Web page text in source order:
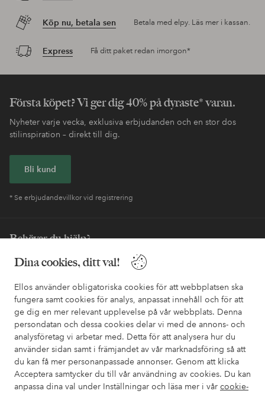
Dina cookies, ditt val!
Ellos använder obligatoriska cookies för att webbplatsen ska
fungera samt cookies för analys, anpassat innehåll och för att
ge dig en mer relevant upplevelse på vår webbplats. Denna
persondatan och dessa cookies delar vi med de annons- och
analysföretag vi arbetar med. Detta för att analysera hur du
använder sidan samt i främjandet av vår marknadsföring så att
du kan få mer personanpassade annonser. Genom att klicka
Acceptera samtycker du till vår användning av cookies. Du kan
anpassa dina val under Inställningar och läsa mer i vår cookie-
Köp nu, betala sen Betala med elpy. Läs mer i kassan.
Express Få ditt paket redan imorgon*
Första köpet? Vi ger dig 40% på dyraste* varan.
Nyheter varje vecka, exklusiva erbjudanden och en stor dos
stilinspiration – direkt till dig.
Bli kund
* Se erbjudandevillkor vid registrering
Behöver du hjälp?
I vår FAQ hittar du svaren på de vanligaste frågorna. Här finns
också information om hur du enklast kontaktar oss.
Kundservice Beställning Betalsätt
Mina sidor
Om Ellos